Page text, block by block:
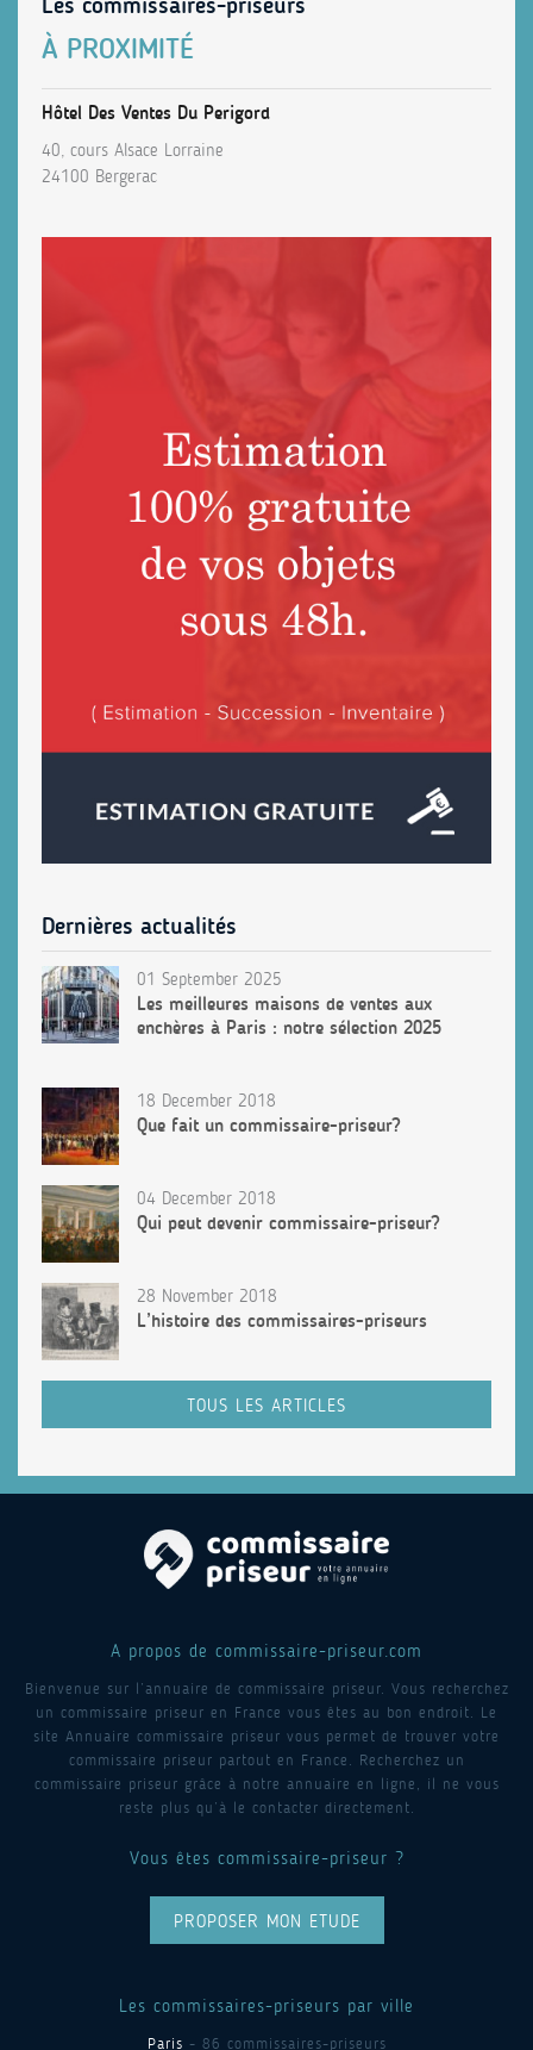
À PROXIMITÉ
Hôtel Des Ventes Du Perigord
40, cours Alsace Lorraine
24100 Bergerac
Dernières actualités
01 September 2025
Les meilleures maisons de ventes aux
enchères à Paris : notre sélection 2025
18 December 2018
Que fait un commissaire-priseur?
04 December 2018
Qui peut devenir commissaire-priseur?
28 November 2018
L’histoire des commissaires-priseurs
TOUS LES ARTICLES
A propos de commissaire-priseur.com
Bienvenue sur l’annuaire de commissaire priseur. Vous recherchez
un commissaire priseur en France vous êtes au bon endroit. Le
site Annuaire commissaire priseur vous permet de trouver votre
commissaire priseur partout en France. Recherchez un
commissaire priseur grâce à notre annuaire en ligne, il ne vous
reste plus qu’à le contacter directement.
Vous êtes commissaire-priseur ?
PROPOSER MON ETUDE
Les commissaires-priseurs par ville
Paris - 86 commissaires-priseurs